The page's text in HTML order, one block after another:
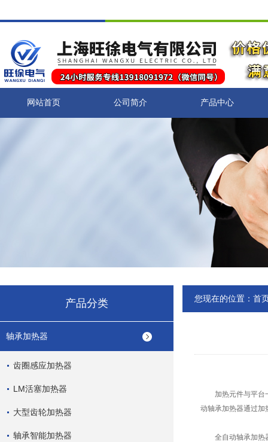
网站首页 公司简介 产品中心
产品分类
轴承加热器
齿圈感应加热器
LM活塞加热器
大型齿轮加热器
轴承智能加热器
您现在的位置： 首
加热元件与平台一
动轴承加热器通过加
全自动轴承加热器